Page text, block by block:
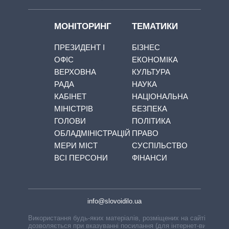
МОНІТОРИНГ
ПРЕЗИДЕНТ І
ОФІС
ВЕРХОВНА
РАДА
КАБІНЕТ
МІНІСТРІВ
ГОЛОВИ
ОБЛАДМІНІСТРАЦІЙ
МЕРИ МІСТ
ВСІ ПЕРСОНИ
ТЕМАТИКИ
БІЗНЕС
ЕКОНОМІКА
КУЛЬТУРА
НАУКА
НАЦІОНАЛЬНА
БЕЗПЕКА
ПОЛІТИКА
ПРАВО
СУСПІЛЬСТВО
ФІНАНСИ
info@slovoidilo.ua
Використання будь-яких матеріалів, розміщених на сайті,
дозволяється при вказуванні посилання (для інтернет-видань